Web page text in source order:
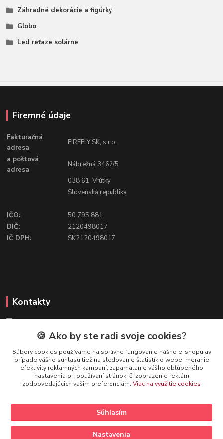
Záhradné dekorácie a figúrky
Globo
Led reťaze solárne
Firemné údaje
Fakturačná
adresa
FIREFLY SK, s.r.o.
a poštová
adresa
Nábrežná 3462/5
038 61 Vrútky
Slovenská republika
IČO:
50 795 881
DIČ:
2120498017
IČ DPH:
SK2120498017
Kontakty
FIREFLY SHOP
Mgr. Ivana Kirschnerová
+421 918 763 777
🍪 Ako by ste radi svoje cookies?
Súbory cookies používame na správne fungovanie nášho e-shopu av
prípade vášho súhlasu tiež na sledovanie štatistík o webe, meranie
efektivity reklamných kampaní, zapamätanie vášho obľúbeného
nastavenia pri používaní stránok, či zobrazenie reklám
zodpovedajúcich vašim preferenciám. Viac na využitie cookies
Nastavenia
Súhlasím